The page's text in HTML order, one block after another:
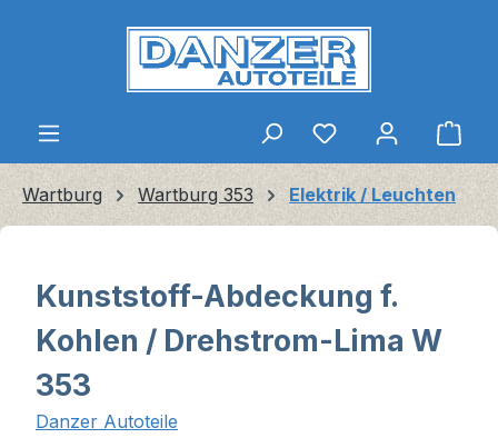
Zum Hauptinhalt springen
Wartburg Wartburg 353 Elektrik / Leuchten
Kunststoff-Abdeckung f.
Kohlen / Drehstrom-Lima W
353
Danzer Autoteile